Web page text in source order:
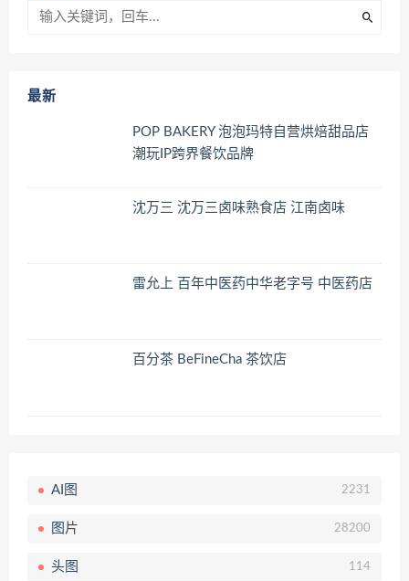
最新
POP BAKERY 泡泡玛特自营烘焙甜品店
潮玩IP跨界餐饮品牌
沈万三 沈万三卤味熟食店 江南卤味
雷允上 百年中医药中华老字号 中医药店
百分茶 BeFineCha 茶饮店
AI图 2231
图片 28200
头图 114